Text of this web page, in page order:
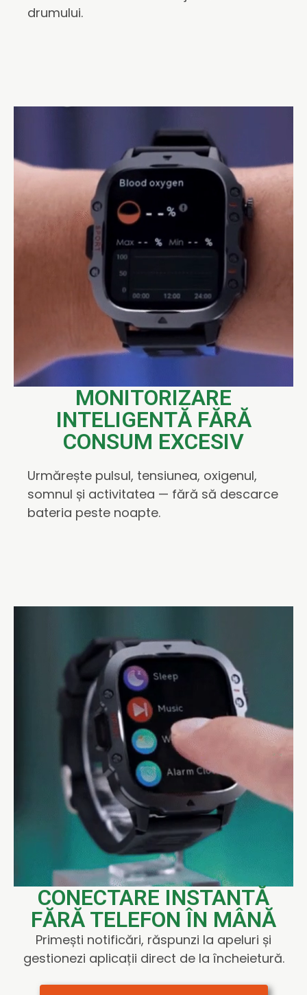
drumului.
MONITORIZARE
INTELIGENTĂ FĂRĂ
CONSUM EXCESIV
Urmărește pulsul, tensiunea, oxigenul,
somnul și activitatea — fără să descarce
bateria peste noapte.
CONECTARE INSTANTĂ
FĂRĂ TELEFON ÎN MÂNĂ
Primești notificări, răspunzi la apeluri și
gestionezi aplicații direct de la încheietură.